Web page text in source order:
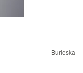
Burleska